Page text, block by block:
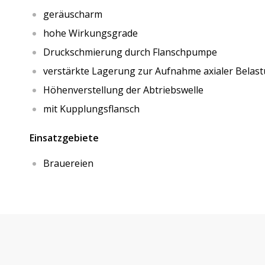
geräuscharm
hohe Wirkungsgrade
Druckschmierung durch Flanschpumpe
verstärkte Lagerung zur Aufnahme axialer
Höhenverstellung der Abtriebswelle
mit Kupplungsflansch
Einsatzgebiete
Brauereien